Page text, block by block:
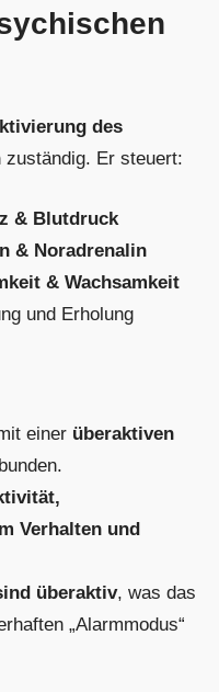
des
zuständig. Er steuert:
& Blutdruck
& Noradrenalin
& Wachsamkeit
und Erholung
einer überaktiven
Verhalten und
überaktiv, was das
„Alarmmodus“